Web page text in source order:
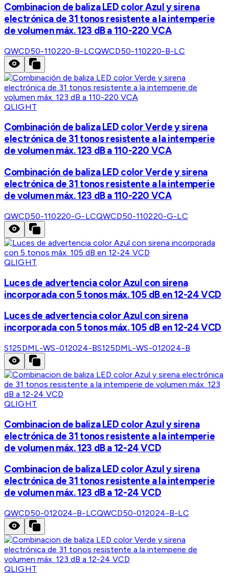
Combinacion de baliza LED color Azul y sirena
electrónica de 31 tonos resistente a la intemperie
de volumen máx. 123 dB a 110-220 VCA
QWCD50-110220-B-LCQWCD50-110220-B-LC
QLIGHT
Combinación de baliza LED color Verde y sirena
electrónica de 31 tonos resistente a la intemperie
de volumen máx. 123 dB a 110-220 VCA
Combinación de baliza LED color Verde y sirena
electrónica de 31 tonos resistente a la intemperie
de volumen máx. 123 dB a 110-220 VCA
QWCD50-110220-G-LCQWCD50-110220-G-LC
QLIGHT
Luces de advertencia color Azul con sirena
incorporada con 5 tonos máx. 105 dB en 12-24 VCD
Luces de advertencia color Azul con sirena
incorporada con 5 tonos máx. 105 dB en 12-24 VCD
S125DML-WS-012024-BS125DML-WS-012024-B
QLIGHT
Combinacion de baliza LED color Azul y sirena
electrónica de 31 tonos resistente a la intemperie
de volumen máx. 123 dB a 12-24 VCD
Combinacion de baliza LED color Azul y sirena
electrónica de 31 tonos resistente a la intemperie
de volumen máx. 123 dB a 12-24 VCD
QWCD50-012024-B-LCQWCD50-012024-B-LC
QLIGHT